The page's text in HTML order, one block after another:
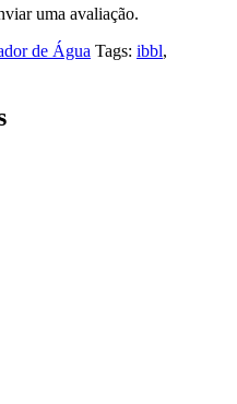
uma avaliação.
de Água Tags: ibbl,